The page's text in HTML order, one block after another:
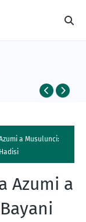
a Musulunci:
Azumi a